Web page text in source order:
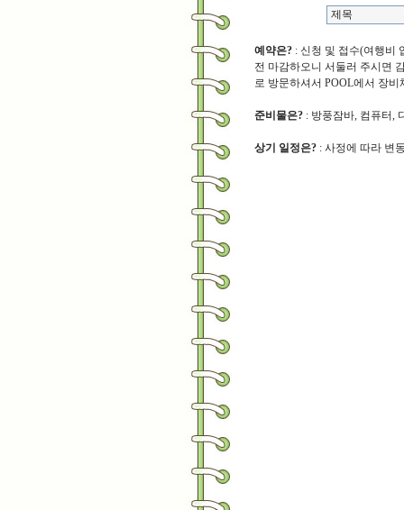
예약은? : 신청 및 접수(여행비
전 마감하오니 서둘러 주시면
로 방문하셔서 POOL에서 장
준비물은? : 방풍잠바, 컴퓨터,
상기 일정은? : 사정에 따라 변